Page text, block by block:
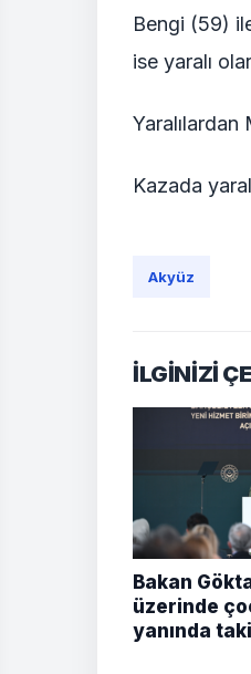
Bengi (59)
ise yaralı
Kazada
Akyüz
İLGİNİZİ
Bakan
üzerinde
yanında